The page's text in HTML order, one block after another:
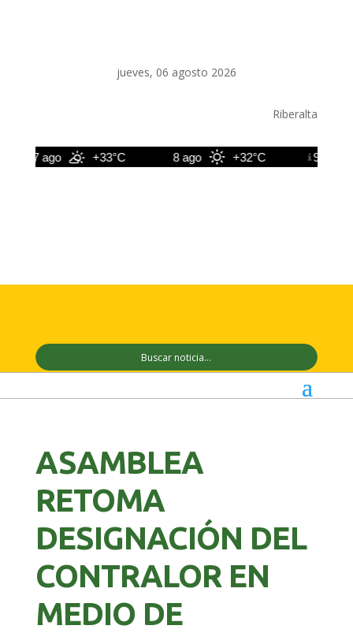
jueves, 06 agosto 2026
Riberalta
7 ago +33°C 8 ago +32°C 9 ago
ASAMBLEA
RETOMA
DESIGNACIÓN DEL
CONTRALOR EN
MEDIO DE